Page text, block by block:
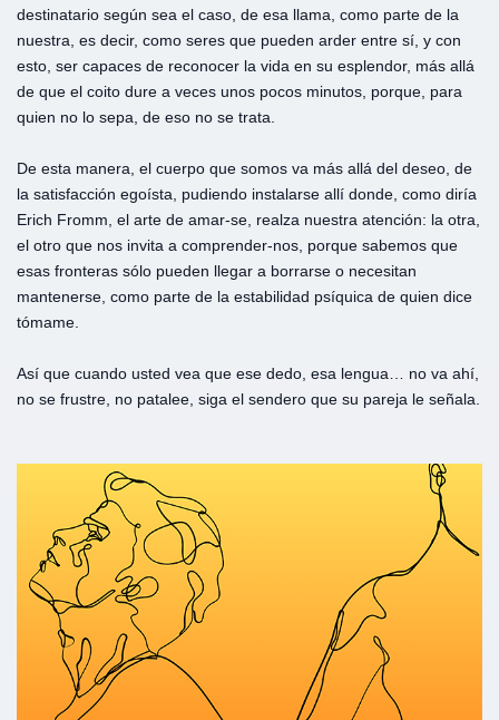
destinatario según sea el caso, de esa llama, como parte de la
nuestra, es decir, como seres que pueden arder entre sí, y con
esto, ser capaces de reconocer la vida en su esplendor, más allá
de que el coito dure a veces unos pocos minutos, porque, para
quien no lo sepa, de eso no se trata.
De esta manera, el cuerpo que somos va más allá del deseo, de
la satisfacción egoísta, pudiendo instalarse allí donde, como diría
Erich Fromm, el arte de amar-se, realza nuestra atención: la otra,
el otro que nos invita a comprender-nos, porque sabemos que
esas fronteras sólo pueden llegar a borrarse o necesitan
mantenerse, como parte de la estabilidad psíquica de quien dice
tómame.
Así que cuando usted vea que ese dedo, esa lengua… no va ahí,
no se frustre, no patalee, siga el sendero que su pareja le señala.